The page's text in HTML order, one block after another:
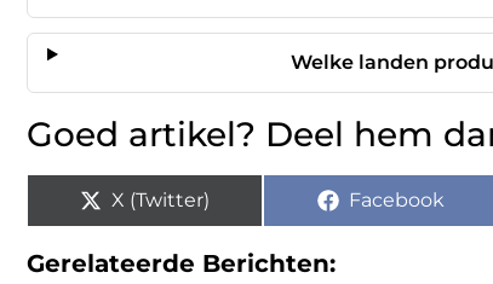
Welke landen
Goed artikel? Deel hem
X (Twitter) Facebook
Gerelateerde Berichten: